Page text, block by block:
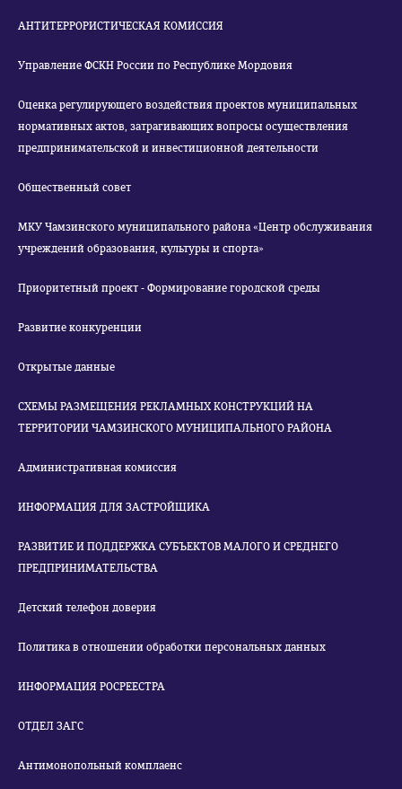
АНТИТЕРРОРИСТИЧЕСКАЯ КОМИССИЯ
Управление ФСКН России по Республике Мордовия
Оценка регулирующего воздействия проектов муниципальных
нормативных актов, затрагивающих вопросы осуществления
предпринимательской и инвестиционной деятельности
Общественный совет
МКУ Чамзинского муниципального района «Центр обслуживания
учреждений образования, культуры и спорта»
Приоритетный проект - Формирование городской среды
Развитие конкуренции
Открытые данные
СХЕМЫ РАЗМЕЩЕНИЯ РЕКЛАМНЫХ КОНСТРУКЦИЙ НА
ТЕРРИТОРИИ ЧАМЗИНСКОГО МУНИЦИПАЛЬНОГО РАЙОНА
Административная комиссия
ИНФОРМАЦИЯ ДЛЯ ЗАСТРОЙЩИКА
РАЗВИТИЕ И ПОДДЕРЖКА СУБЪЕКТОВ МАЛОГО И СРЕДНЕГО
ПРЕДПРИНИМАТЕЛЬСТВА
Детский телефон доверия
Политика в отношении обработки персональных данных
ИНФОРМАЦИЯ РОСРЕЕСТРА
ОТДЕЛ ЗАГС
Антимонопольный комплаенс